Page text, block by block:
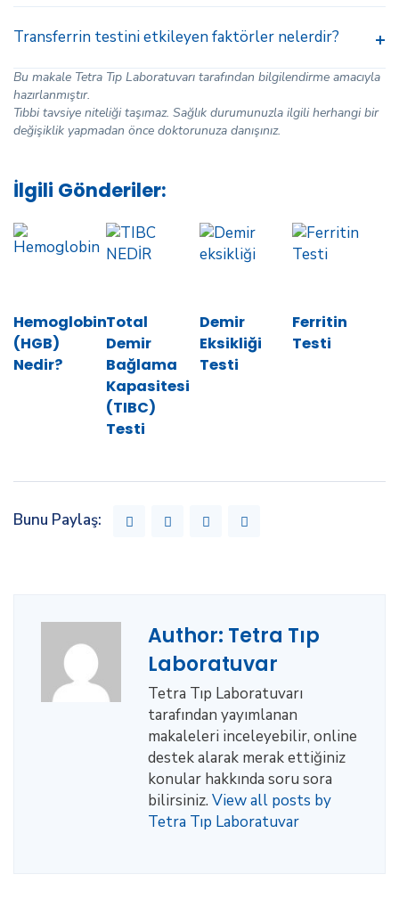
Transferrin testini etkileyen faktörler nelerdir?
Bu makale Tetra Tıp Laboratuvarı tarafından bilgilendirme amacıyla
hazırlanmıştır.
Tıbbi tavsiye niteliği taşımaz. Sağlık durumunuzla ilgili herhangi bir
değişiklik yapmadan önce doktorunuza danışınız.
İlgili Gönderiler:
Hemoglobin
(HGB)
Nedir?
Total
Demir
Bağlama
Kapasitesi
(TIBC)
Testi
Demir
Eksikliği
Testi
Ferritin
Testi
Bunu Paylaş:
Author: Tetra Tıp
Laboratuvar
Tetra Tıp Laboratuvarı
tarafından yayımlanan
makaleleri inceleyebilir, online
destek alarak merak ettiğiniz
konular hakkında soru sora
bilirsiniz. View all posts by
Tetra Tıp Laboratuvar